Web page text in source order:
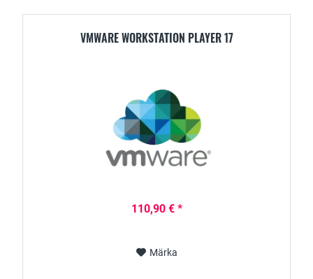
VMWARE WORKSTATION PLAYER 17
110,90 € *
Märka